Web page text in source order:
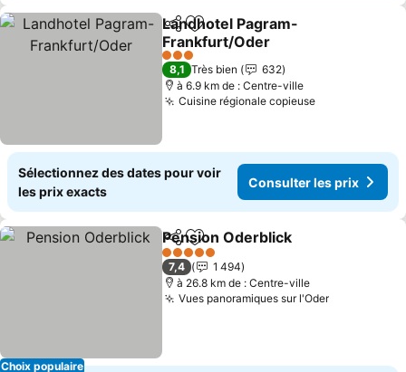
PartagerAjouter à mes favoris
Landhotel Pagram-
Frankfurt/Oder
3 Étoiles
8,1 Très bien
632
à 6.9 km de : Centre-ville
Cuisine régionale copieuse
Sélectionnez des dates pour voir
les prix exacts
Consulter les prix
Choix populaire
PartagerAjouter à mes favoris
Pension Oderblick
5 Étoiles
7,4
1 494
à 26.8 km de : Centre-ville
Vues panoramiques sur l'Oder